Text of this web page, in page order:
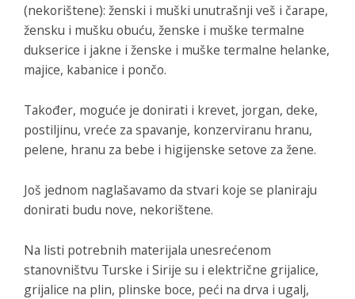
(nekorištene): ženski i muški unutrašnji veš i čarape,
žensku i mušku obuću, ženske i muške termalne
dukserice i jakne i ženske i muške termalne helanke,
majice, kabanice i pončo.
Također, moguće je donirati i krevet, jorgan, deke,
postiljinu, vreće za spavanje, konzerviranu hranu,
pelene, hranu za bebe i higijenske setove za žene.
Još jednom naglašavamo da stvari koje se planiraju
donirati budu nove, nekorištene.
Na listi potrebnih materijala unesrećenom
stanovništvu Turske i Sirije su i električne grijalice,
grijalice na plin, plinske boce, peći na drva i ugalj,